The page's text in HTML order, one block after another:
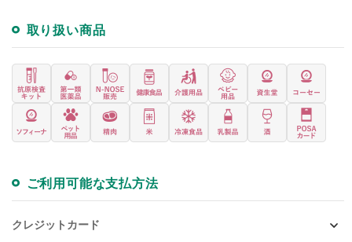
取り扱い商品
ご利用可能な支払方法
クレジットカード